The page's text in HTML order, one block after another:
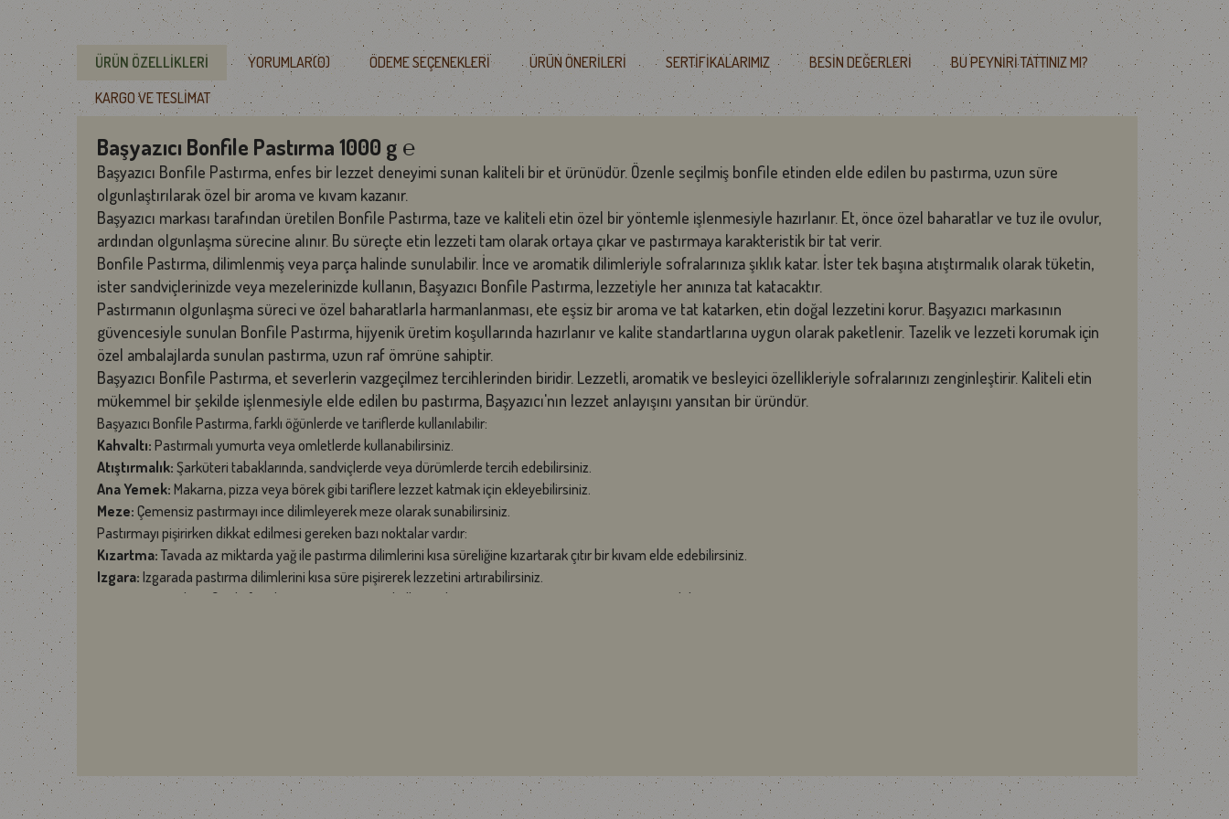
ÜRÜN ÖZELLIKLERI YORUMLAR(0) ÖDEME SEÇENEKLERI ÜRÜN ÖNERILERI SERTIFIKALARIMIZ BESIN DEĞERLERI
BU PEYNIRI TATTINIZ MI?
KARGO VE TESLIMAT
Başyazıcı Bonfile Pastırma 1000 g ℮
Başyazıcı Bonfile Pastırma, enfes bir lezzet deneyimi sunan kaliteli bir et ürünüdür. Özenle seçilmiş bonfile etinden elde edilen bu pastırma, uzun süre
olgunlaştırılarak özel bir aroma ve kıvam kazanır.
Başyazıcı markası tarafından üretilen Bonfile Pastırma, taze ve kaliteli etin özel bir yöntemle işlenmesiyle hazırlanır. Et, önce özel baharatlar ve tuz ile ovulur,
ardından olgunlaşma sürecine alınır. Bu süreçte etin lezzeti tam olarak ortaya çıkar ve pastırmaya karakteristik bir tat verir.
Bonfile Pastırma, dilimlenmiş veya parça halinde sunulabilir. İnce ve aromatik dilimleriyle sofralarınıza şıklık katar. İster tek başına atıştırmalık olarak tüketin,
ister sandviçlerinizde veya mezelerinizde kullanın, Başyazıcı Bonfile Pastırma, lezzetiyle her anınıza tat katacaktır.
Pastırmanın olgunlaşma süreci ve özel baharatlarla harmanlanması, ete eşsiz bir aroma ve tat katarken, etin doğal lezzetini korur. Başyazıcı markasının
güvencesiyle sunulan Bonfile Pastırma, hijyenik üretim koşullarında hazırlanır ve kalite standartlarına uygun olarak paketlenir. Tazelik ve lezzeti korumak için
özel ambalajlarda sunulan pastırma, uzun raf ömrüne sahiptir.
Başyazıcı Bonfile Pastırma, et severlerin vazgeçilmez tercihlerinden biridir. Lezzetli, aromatik ve besleyici özellikleriyle sofralarınızı zenginleştirir. Kaliteli etin
mükemmel bir şekilde işlenmesiyle elde edilen bu pastırma, Başyazıcı'nın lezzet anlayışını yansıtan bir üründür.
Başyazıcı Bonfile Pastırma, farklı öğünlerde ve tariflerde kullanılabilir:
Kahvaltı: Pastırmalı yumurta veya omletlerde kullanabilirsiniz.
Atıştırmalık: Şarküteri tabaklarında, sandviçlerde veya dürümlerde tercih edebilirsiniz.
Ana Yemek: Makarna, pizza veya börek gibi tariflere lezzet katmak için ekleyebilirsiniz.
Meze: Çemensiz pastırmayı ince dilimleyerek meze olarak sunabilirsiniz.
Pastırmayı pişirirken dikkat edilmesi gereken bazı noktalar vardır:
Kızartma:Tavada az miktarda yağ ile pastırma dilimlerini kısa süreliğine kızartarak çıtır bir kıvam elde edebilirsiniz.
Izgara: Izgarada pastırma dilimlerini kısa süre pişirerek lezzetini artırabilirsiniz.
Pastırmalı tariflerde fırında pişirme yöntemini kullanarak pastırmanın aromasını yemeğe yansıtabilirsiniz.
Karbonhidrat: 3 g
Tuz: 7 g